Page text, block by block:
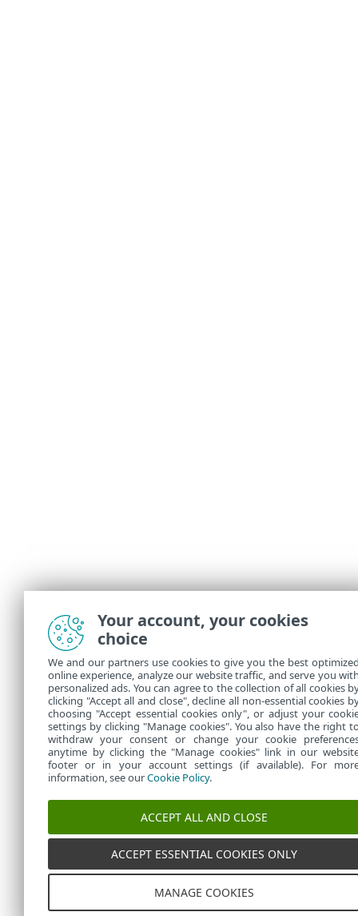
Your account, your cookies
choice
We and our partners use cookies to give you the best
online experience, analyze our website traffic, and serve you
personalized ads. You can agree to the collection of all cookies
clicking "Accept all and close", decline all non-essential cookies
choosing "Accept essential cookies only", or adjust your
settings by clicking "Manage cookies". You also have the right
withdraw your consent or change your cookie
anytime by clicking the "Manage cookies" link in our
footer or in your account settings (if available). For
information, see ourCookie Policy.
ACCEPT ALL AND CLOSE
ACCEPT ESSENTIAL COOKIES ONLY
MANAGE COOKIES